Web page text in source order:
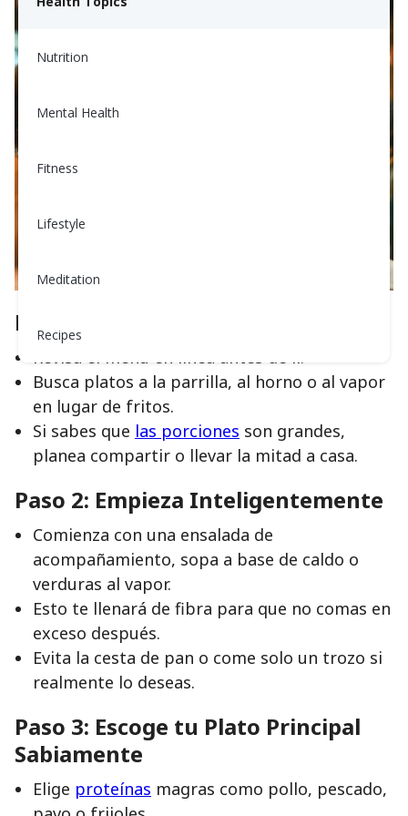
Nutrition
Mental Health
Fitness
Lifestyle
Meditation
Recipes
Paso 1: Planifica con Anticipación
Busca platos a la parrilla, al horno o al vapor
en lugar de fritos.
Si sabes que las porciones son grandes,
planea compartir o llevar la mitad a casa.
Paso 2: Empieza Inteligentemente
Comienza con una ensalada de
acompañamiento, sopa a base de caldo o
verduras al vapor.
Esto te llenará de fibra para que no comas en
exceso después.
Evita la cesta de pan o come solo un trozo si
realmente lo deseas.
Paso 3: Escoge tu Plato Principal
Sabiamente
Elige proteínas magras como pollo, pescado,